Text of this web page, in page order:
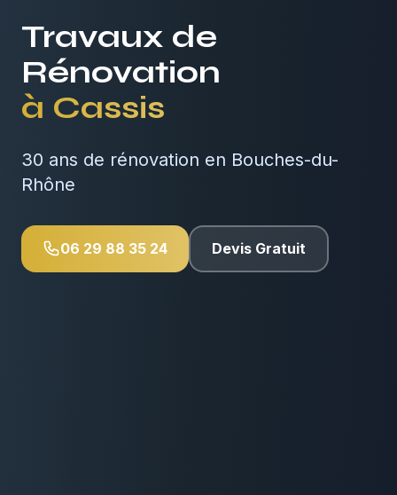
Travaux de
Rénovation
à Cassis
30 ans de rénovation en Bouches-du-
Rhône
06 29 88 35 24 Devis Gratuit